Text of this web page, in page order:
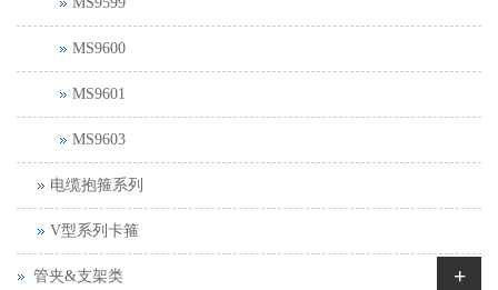
MS9600
MS9601
MS9603
电缆抱箍系列
V型系列卡箍
管夹&支架类 +